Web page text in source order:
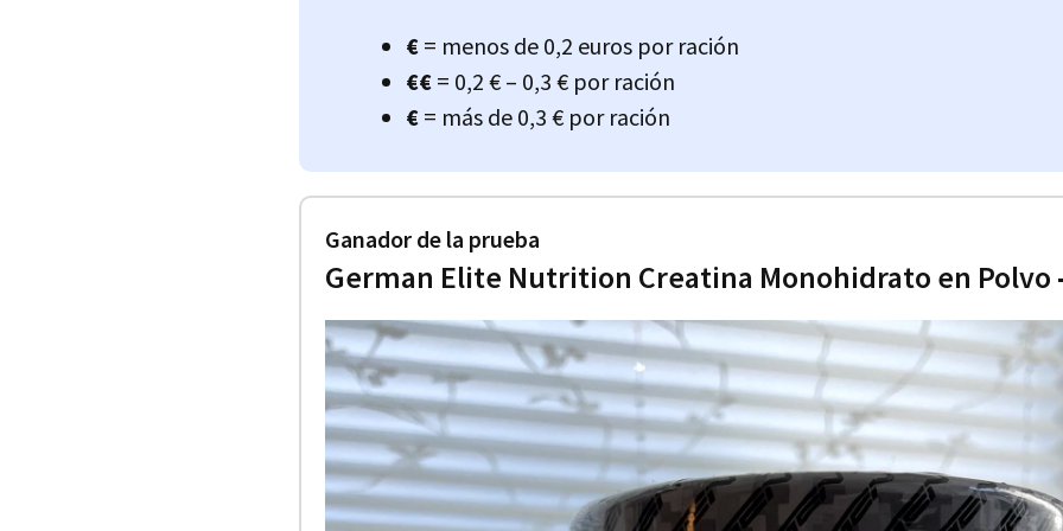
€ = menos de 0,2 euros por ración
€€ = 0,2 € – 0,3 € por ración
€ = más de 0,3 € por ración
Ganador de la prueba
German Elite Nutrition Creatina Monohidrato en Polvo